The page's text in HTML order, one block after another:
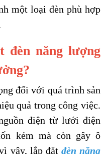
một loại đèn phù hợp
đèn năng lượng
đối với quá trình sản
quả trong công việc.
điện từ lưới điện
kém mà còn gây ô
vậy, lắp đặt đèn năng